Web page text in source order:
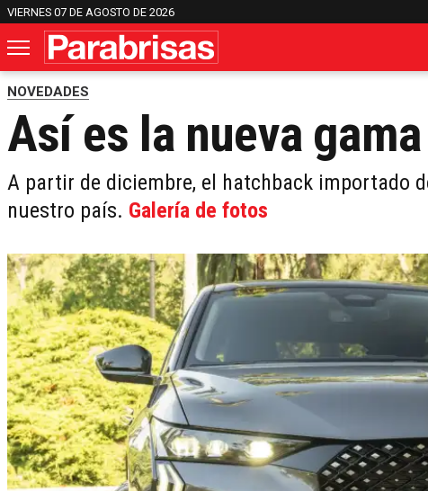
VIERNES 07 DE AGOSTO DE 2026
NOVEDADES
Así es la nueva
A partir de diciembre, el hatchback importado
nuestro país. Galería de fotos